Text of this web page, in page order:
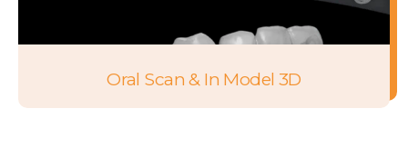
Oral Scan & In Model 3D